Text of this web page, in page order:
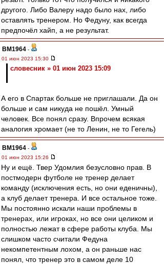
другого. Либо Валеру надо было нах, либо
оставлять тренером. Но Федуну, как всегда
предпочёл хайп, а не результат.
BM1964 -
01 июн 2023 15:30
словесник » 01 июн 2023 15:09
А его в Спартак больше не приглашали. Да он
больше и сам никуда не пошёл. Умный
человек. Все понял сразу. Впрочем всякая
аналогия хромает (не то Ленин, не то Гегель)
BM1964 -
01 июн 2023 15:26
Ну и ещё. Твер Удомлия безусловно прав. В
постмодерн футболе не тренер делает
команду (исключения есть, но они еденичны),
а клуб делает тренера. И все остальное тоже.
Мы постоянно искали наши проблемы в
тренерах, или игроках, но все они целиком и
полностью лежат в сфере работы клуба. Мы
слишком часто считали Федуна
некомпетентным лохом, а он раньше нас
понял, что тренер это в самом деле 10